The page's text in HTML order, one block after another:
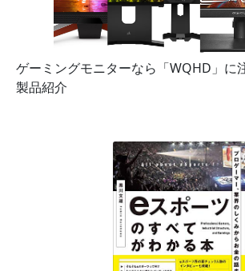
ゲーミングモニターなら「WQHD」に
製品紹介